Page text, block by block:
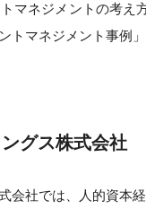
マネジメントの考
トマネジメント事例
グス株式会社
会社では、人的資本